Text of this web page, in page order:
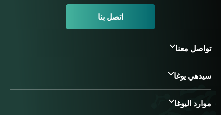
اتصل بنا
تواصل معنا
سيدهي يوغا
موارد اليوغا